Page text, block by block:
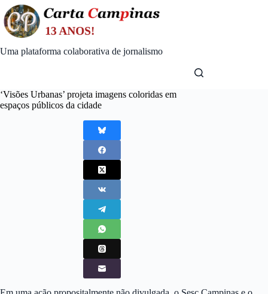
Skip
to
content
Uma plataforma colaborativa de jornalismo
‘Visões Urbanas’ projeta imagens coloridas em
espaços públicos da cidade